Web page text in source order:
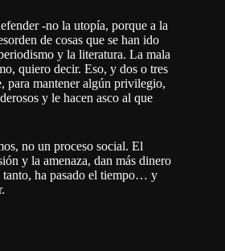
-no la utopía, porque a la
de cosas que se han ido
y la literatura. La mala
quiero decir. Eso, y dos o tres
para mantener algún privilegio,
y le hacen asco al que
no un proceso social. El
y la amenaza, dan más dinero
tanto, ha pasado el tiempo… y